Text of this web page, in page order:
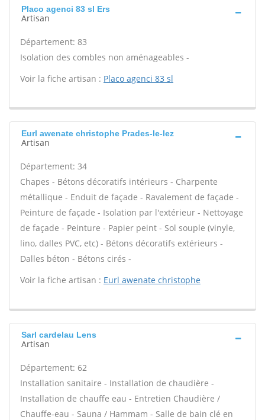
Placo agenci 83 sl Ers
Artisan
Département: 83
Isolation des combles non aménageables -
Voir la fiche artisan : Placo agenci 83 sl
Eurl awenate christophe Prades-le-lez
Artisan
Département: 34
Chapes - Bétons décoratifs intérieurs - Charpente
métallique - Enduit de façade - Ravalement de façade -
Peinture de façade - Isolation par l'extérieur - Nettoyage
de façade - Peinture - Papier peint - Sol souple (vinyle,
lino, dalles PVC, etc) - Bétons décoratifs extérieurs -
Dalles béton - Bétons cirés -
Voir la fiche artisan : Eurl awenate christophe
Sarl cardelau Lens
Artisan
Département: 62
Installation sanitaire - Installation de chaudière -
Installation de chauffe eau - Entretien Chaudière /
Chauffe-eau - Sauna / Hammam - Salle de bain clé en